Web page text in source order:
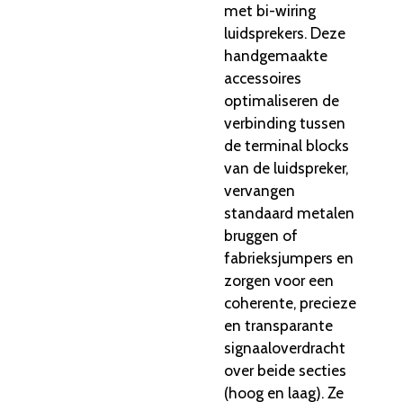
met bi-wiring
luidsprekers. Deze
handgemaakte
accessoires
optimaliseren de
verbinding tussen
de terminal blocks
van de luidspreker,
vervangen
standaard metalen
bruggen of
fabrieksjumpers en
zorgen voor een
coherente, precieze
en transparante
signaaloverdracht
over beide secties
(hoog en laag). Ze